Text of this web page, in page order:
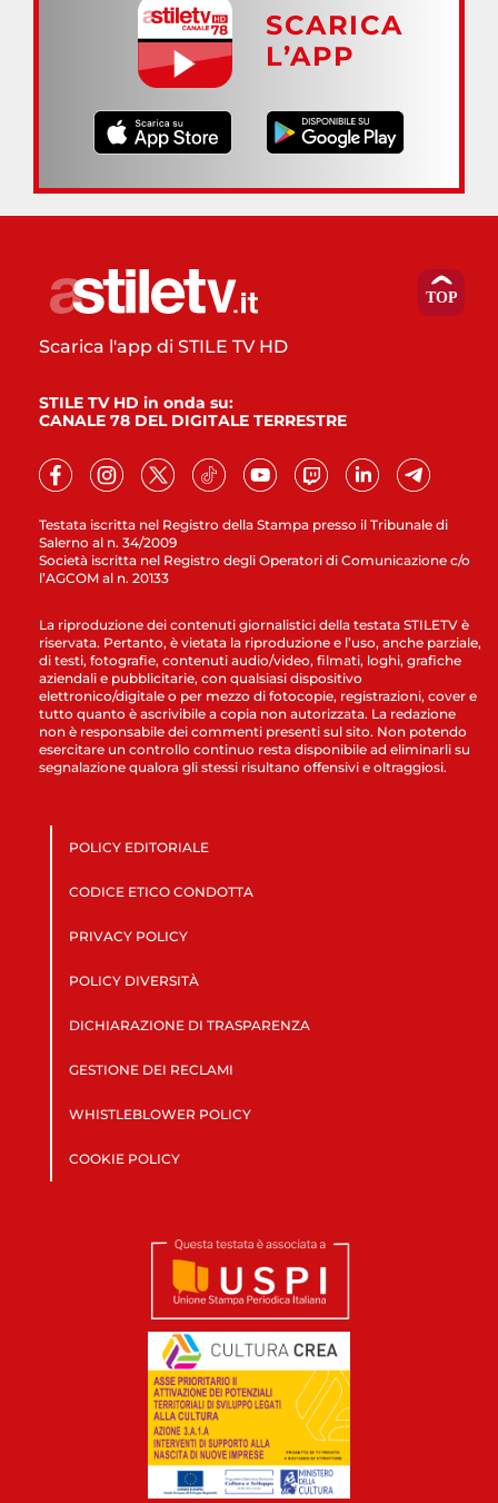
SCARICA
L’APP
Testata iscritta nel Registro della Stampa presso il Tribunale di
Salerno al n. 34/2009
Società iscritta nel Registro degli Operatori di Comunicazione c/o
l’AGCOM al n. 20133
Scarica l'app di STILE TV HD
STILE TV HD in onda su:
CANALE 78 DEL DIGITALE TERRESTRE
La riproduzione dei contenuti giornalistici della testata STILETV è
riservata. Pertanto, è vietata la riproduzione e l’uso, anche parziale,
di testi, fotografie, contenuti audio/video, filmati, loghi, grafiche
aziendali e pubblicitarie, con qualsiasi dispositivo
elettronico/digitale o per mezzo di fotocopie, registrazioni, cover e
tutto quanto è ascrivibile a copia non autorizzata. La redazione
non è responsabile dei commenti presenti sul sito. Non potendo
esercitare un controllo continuo resta disponibile ad eliminarli su
segnalazione qualora gli stessi risultano offensivi e oltraggiosi.
POLICY EDITORIALE
CODICE ETICO CONDOTTA
PRIVACY POLICY
POLICY DIVERSITÀ
DICHIARAZIONE DI TRASPARENZA
GESTIONE DEI RECLAMI
WHISTLEBLOWER POLICY
COOKIE POLICY